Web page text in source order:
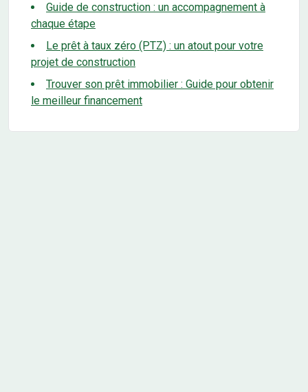
Guide de construction : un accompagnement à
chaque étape
Le prêt à taux zéro (PTZ) : un atout pour votre
projet de construction
Trouver son prêt immobilier : Guide pour obtenir
le meilleur financement